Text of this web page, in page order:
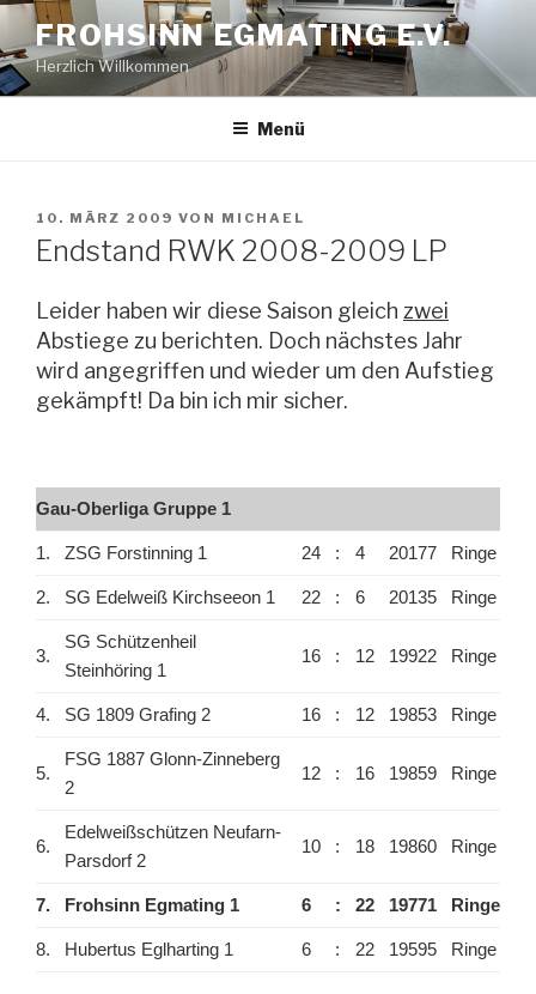
Zum
Inhalt
springen
FROHSINN EGMATING E.V.
Herzlich Willkommen
Menü
VERÖFFENTLICHT
AM
10. MÄRZ 2009 VON MICHAEL
Endstand RWK 2008-2009 LP
Leider haben wir diese Saison gleich zwei
Abstiege zu berichten. Doch nächstes Jahr
wird angegriffen und wieder um den Aufstieg
gekämpft! Da bin ich mir sicher.
Gau-Oberliga Gruppe 1
1. ZSG Forstinning 1 24 : 4 20177 Ringe
2. SG Edelweiß Kirchseeon 1 22 : 6 20135 Ringe
3.
SG Schützenheil
Steinhöring 1
16 : 12 19922 Ringe
4. SG 1809 Grafing 2 16 : 12 19853 Ringe
5.
FSG 1887 Glonn-Zinneberg
2
12 : 16 19859 Ringe
6.
Edelweißschützen Neufarn-
Parsdorf 2
10 : 18 19860 Ringe
7. Frohsinn Egmating 1 6 : 22 19771 Ringe
8. Hubertus Eglharting 1 6 : 22 19595 Ringe